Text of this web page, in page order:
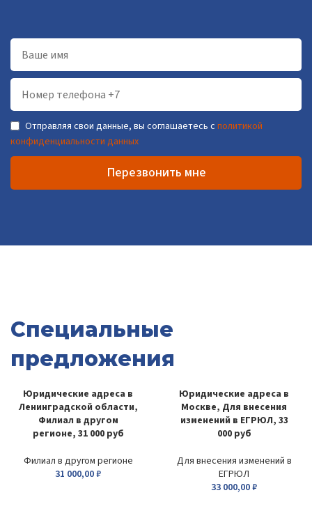
Отправляя свои данные, вы соглашаетесь сполитикой
конфиденциальности данных
Перезвонить мне
Специальные
предложения
Юридические адреса в
Ленинградской области,
Филиал в другом
регионе, 31 000 руб
Филиал в другом регионе
31 000,00₽
Юридические адреса в
Москве, Для внесения
изменений в ЕГРЮЛ, 33
000 руб
Для внесения изменений в
ЕГРЮЛ
33 000,00₽